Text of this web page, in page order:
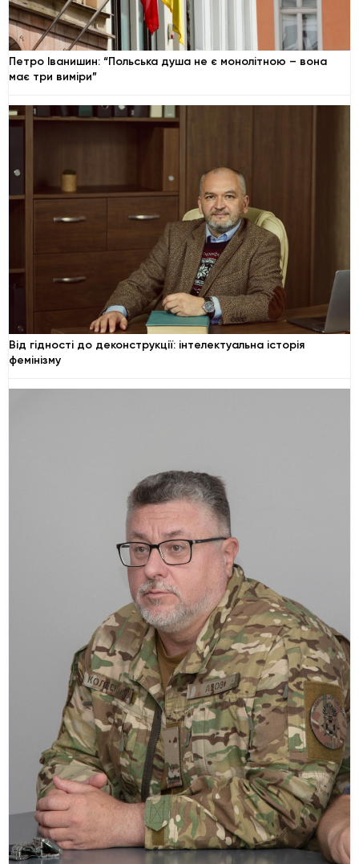
Петро Іванишин: “Польська душа не є монолітною – вона
має три виміри”
Від гідності до деконструкції: інтелектуальна історія
фемінізму